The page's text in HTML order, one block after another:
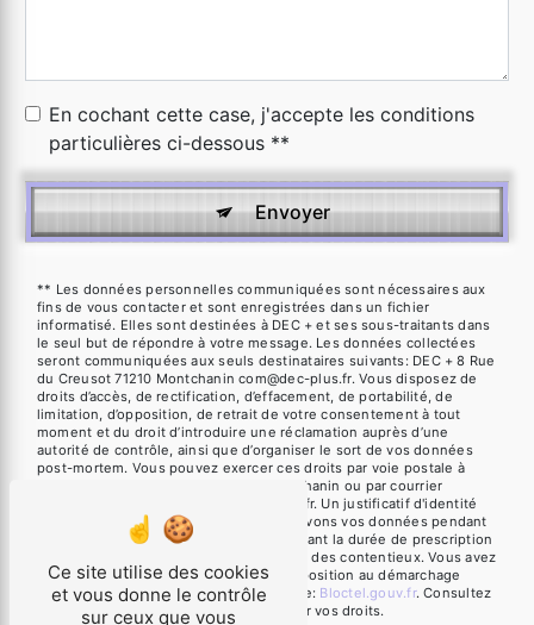
En cochant cette case, j'accepte les conditions
particulières ci-dessous **
Envoyer
** Les données personnelles communiquées sont nécessaires aux
fins de vous contacter et sont enregistrées dans un fichier
informatisé. Elles sont destinées à DEC + et ses sous-traitants dans
le seul but de répondre à votre message. Les données collectées
seront communiquées aux seuls destinataires suivants: DEC + 8 Rue
du Creusot 71210 Montchanin com@dec-plus.fr. Vous disposez de
droits d’accès, de rectification, d’effacement, de portabilité, de
limitation, d’opposition, de retrait de votre consentement à tout
moment et du droit d’introduire une réclamation auprès d’une
autorité de contrôle, ainsi que d’organiser le sort de vos données
post-mortem. Vous pouvez exercer ces droits par voie postale à
l'adresse 8 Rue du Creusot 71210 Montchanin ou par courrier
électronique à l'adresse com@dec-plus.fr. Un justificatif d'identité
pourra vous être demandé. Nous conservons vos données pendant
la période de prise de contact puis pendant la durée de prescription
légale aux fins probatoires et de gestion des contentieux. Vous avez
le droit de vous inscrire sur la liste d'opposition au démarchage
téléphonique, disponible à cette adresse: Bloctel.gouv.fr. Consultez
le site cnil.fr pour plus d’informations sur vos droits.
Ce site utilise des cookies
et vous donne le contrôle
sur ceux que vous